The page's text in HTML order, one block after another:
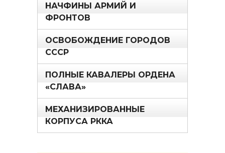
НАЧФИНЫ АРМИЙ И
ФРОНТОВ
ОСВОБОЖДЕНИЕ ГОРОДОВ
СССР
ПОЛНЫЕ КАВАЛЕРЫ ОРДЕНА
«СЛАВА»
МЕХАНИЗИРОВАННЫЕ
КОРПУСА РККА